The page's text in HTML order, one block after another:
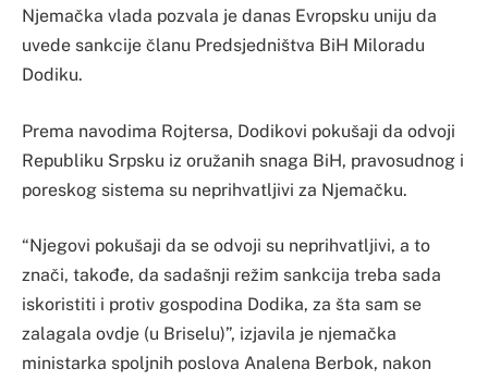
Njemačka vlada pozvala je danas Evropsku uniju da
uvede sankcije članu Predsjedništva BiH Miloradu
Dodiku.
Prema navodima Rojtersa, Dodikovi pokušaji da odvoji
Republiku Srpsku iz oružanih snaga BiH, pravosudnog i
poreskog sistema su neprihvatljivi za Njemačku.
“Njegovi pokušaji da se odvoji su neprihvatljivi, a to
znači, takođe, da sadašnji režim sankcija treba sada
iskoristiti i protiv gospodina Dodika, za šta sam se
zalagala ovdje (u Briselu)”, izjavila je njemačka
ministarka spoljnih poslova Analena Berbok, nakon